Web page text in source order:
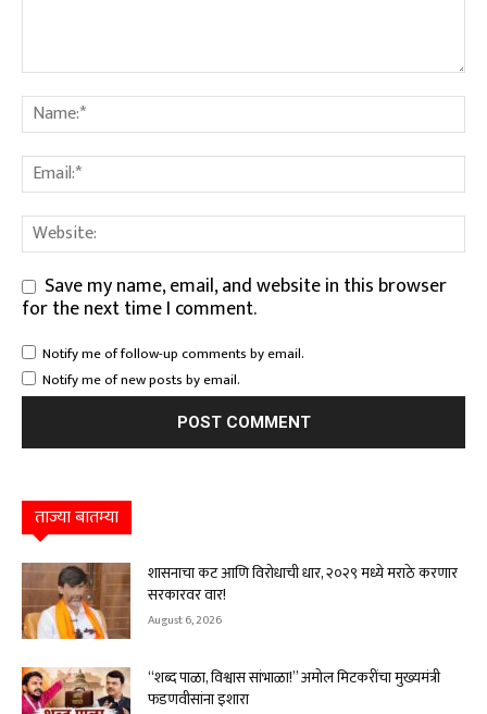
Save my name, email, and website in this browser
for the next time I comment.
Notify me of follow-up comments by email.
Notify me of new posts by email.
ताज्या बातम्या
शासनाचा कट आणि विरोधाची धार, २०२९ मध्ये मराठे करणार
सरकारवर वार!
August 6, 2026
“शब्द पाळा, विश्वास सांभाळा!” अमोल मिटकरींचा मुख्यमंत्री
फडणवीसांना इशारा